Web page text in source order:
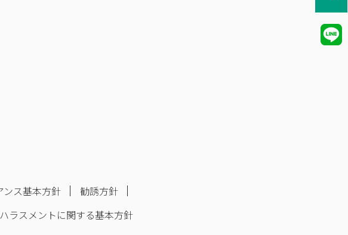
ンス基本方針
勧誘方針
ラスメントに関する基本方針